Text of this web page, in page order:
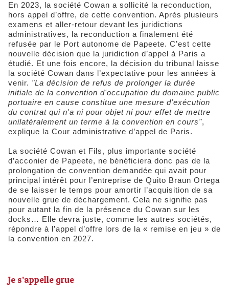
En 2023, la société Cowan a sollicité la reconduction,
hors appel d’offre, de cette convention. Après plusieurs
examens et aller-retour devant les juridictions
administratives, la reconduction a finalement été
refusée par le Port autonome de Papeete. C’est cette
nouvelle décision que la juridiction d’appel à Paris a
étudié. Et une fois encore, la décision du tribunal laisse
la société Cowan dans l’expectative pour les années à
venir. "La décision de refus de prolonger la durée
initiale de la convention d'occupation du domaine public
portuaire en cause constitue une mesure d'exécution
du contrat qui n'a ni pour objet ni pour effet de mettre
unilatéralement un terme à la convention en cours",
explique la Cour administrative d’appel de Paris.
La société Cowan et Fils, plus importante société
d’acconier de Papeete, ne bénéficiera donc pas de la
prolongation de convention demandée qui avait pour
principal intérêt pour l’entreprise de Quito Braun Ortega
de se laisser le temps pour amortir l’acquisition de sa
nouvelle grue de déchargement. Cela ne signifie pas
pour autant la fin de la présence du Cowan sur les
docks… Elle devra juste, comme les autres sociétés,
répondre à l’appel d’offre lors de la « remise en jeu » de
la convention en 2027.
​Je s’appelle grue